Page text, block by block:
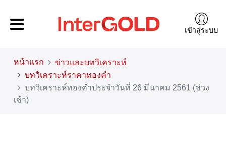
เข้าสู่ระบบ
หน้าแรก
ข่าวและบทวิเคราะห์
บทวิเคราะห์ราคาทองคำ
บทวิเคราะห์ทองคำประจำวันที่ 26 มีนาคม 2561 (ช่วง
เช้า)